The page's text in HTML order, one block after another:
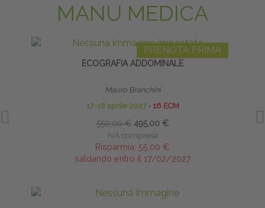
MANU MEDICA
PRENOTA PRIMA
ECOGRAFIA ADDOMINALE
Mauro Branchini
17-18 aprile 2027 ∙ 16 ECM
550,00 € 495,00 €
IVA compresa
Risparmia: 55,00 €
saldando entro il 17/02/2027